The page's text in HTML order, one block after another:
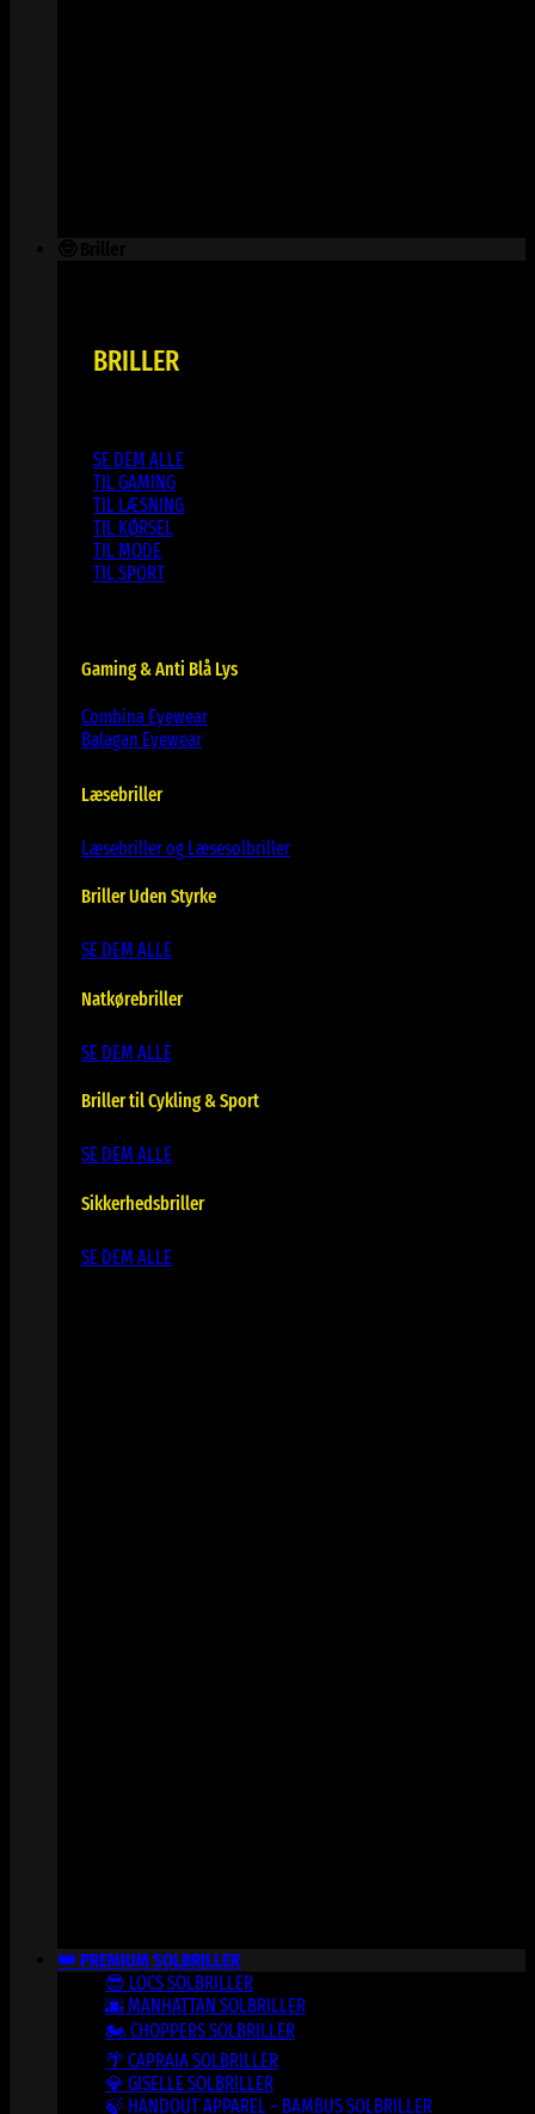
BRILLER
SE DEM ALLE
TIL GAMING
TIL LÆSNING
TIL KØRSEL
TIL MODE
TIL SPORT
Gaming & Anti Blå Lys
Combina Eyewear
Balagan Eyewear
Læsebriller
Læsebriller og Læsesolbriller
Briller Uden Styrke
SE DEM ALLE
Natkørebriller
SE DEM ALLE
Briller til Cykling & Sport
SE DEM ALLE
Sikkerhedsbriller
SE DEM ALLE
👑 PREMIUM SOLBRILLER
😎 LOCS SOLBRILLER
🌆 MANHATTAN SOLBRILLER
🏍️ CHOPPERS SOLBRILLER
🌴 CAPRAIA SOLBRILLER
💎 GISELLE SOLBRILLER
🍃 HANDOUT APPAREL – BAMBUS SOLBRILLER